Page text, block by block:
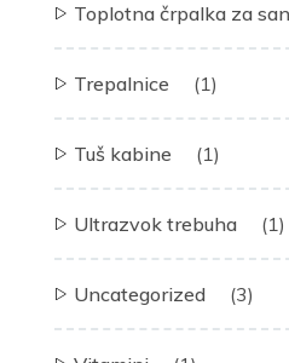
Toplotna črpalka za
Trepalnice (1)
Tuš kabine (1)
Ultrazvok trebuha (1)
Uncategorized (3)